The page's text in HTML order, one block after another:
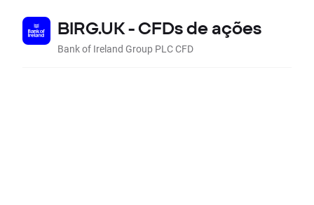
BIRG.UK - CFDs de ações
Bank of Ireland Group PLC CFD